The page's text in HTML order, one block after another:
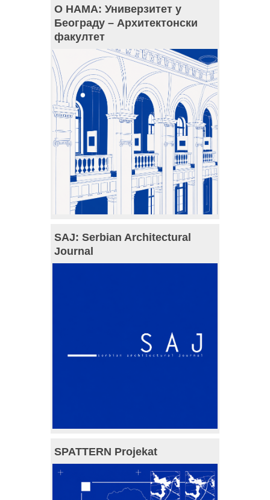
О НАМА: Универзитет у
Београду – Архитектонски
факултет
SAJ: Serbian Architectural
Journal
SPATTERN Projekat